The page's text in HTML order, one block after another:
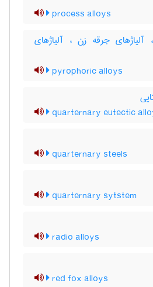
process alloys
آلیاژهای جرقه زن ، آلیاژهای
pyrophoric alloys
quarternary eutectic
quarternary steels
quarternary sytstem
radio alloys
red fox alloys